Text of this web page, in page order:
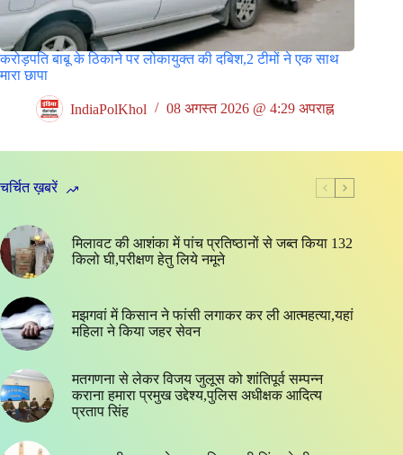
करोड़पति बाबू के ठिकाने पर लोकायुक्त की दबिश,2 टीमों ने एक साथ
मारा छापा
IndiaPolKhol 08 अगस्त 2026 @ 4:29 अपराह्न
चर्चित ख़बरें
मिलावट की आशंका में पांच प्रतिष्ठानों से जब्त किया 132
किलो घी,परीक्षण हेतु लिये नमूने
मझगवां में किसान ने फांसी लगाकर कर ली आत्महत्या,यहां
महिला ने किया जहर सेवन
मतगणना से लेकर विजय जुलूस को शांतिपूर्व सम्पन्न
कराना हमारा प्रमुख उद्देश्य,पुलिस अधीक्षक आदित्य
प्रताप सिंह